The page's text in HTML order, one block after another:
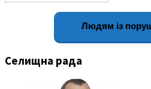
Людям із
Селищна рада